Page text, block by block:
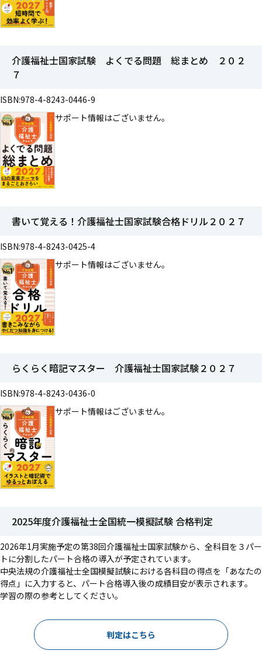
介護福祉士国家試験 よくでる問題 総まとめ ２０２
７
ISBN:978-4-8243-0446-9
サポート情報はございません。
書いて覚える！介護福祉士国家試験合格ドリル２０２７
ISBN:978-4-8243-0425-4
サポート情報はございません。
らくらく暗記マスター 介護福祉士国家試験２０２７
ISBN:978-4-8243-0436-0
サポート情報はございません。
2025年度介護福祉士全国統一模擬試験 合格判定
2026年1月実施予定の第38回介護福祉士国家試験から、全科目を３パー
トに分割したパート合格の導入が予定されています。
中央法規の介護福祉士全国模擬試験における各科目の得点を「あなたの
得点」に入力すると、パート合格導入後の成績目安が表示されます。
学習の際の参考としてください。
判定はこちら